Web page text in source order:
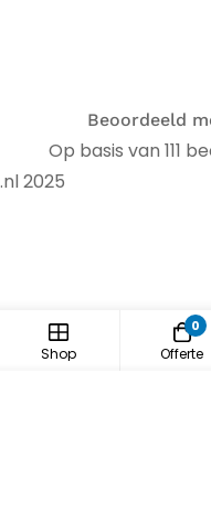
2025
Beoordeeld
Op basis van 111
Shop
0
Offerte